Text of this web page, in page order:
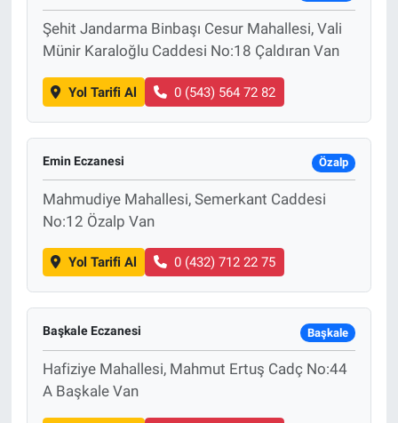
Şehit Jandarma Binbaşı Cesur Mahallesi, Vali
Münir Karaloğlu Caddesi No:18 Çaldıran Van
Yol Tarifi Al 0 (543) 564 72 82
Emin Eczanesi Özalp
Mahmudiye Mahallesi, Semerkant Caddesi
No:12 Özalp Van
Yol Tarifi Al 0 (432) 712 22 75
Başkale Eczanesi Başkale
Hafiziye Mahallesi, Mahmut Ertuş Cadç No:44
A Başkale Van